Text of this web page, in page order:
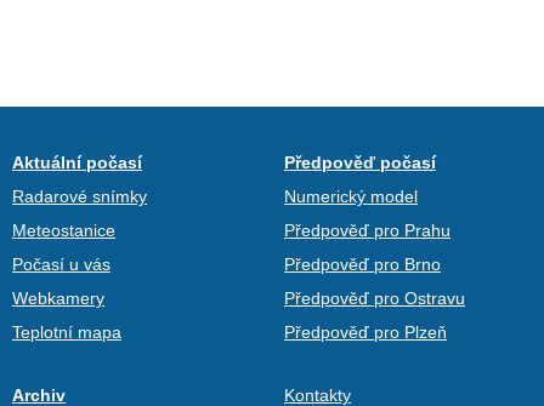
Aktuální počasí
Radarové snímky
Meteostanice
Počasí u vás
Webkamery
Teplotní mapa
Předpověď počasí
Numerický model
Předpověď pro Prahu
Předpověď pro Brno
Předpověď pro Ostravu
Předpověď pro Plzeň
Archiv
Kontakty